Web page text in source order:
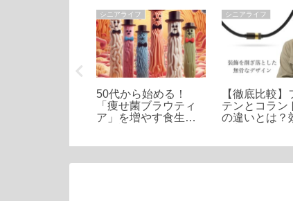
シニアライフ
50代から始める！
「痩せ菌ブラウティ
ア」を増やす食生活
シニアライフ
【徹底比較】
テンとコラン
の違いとは？